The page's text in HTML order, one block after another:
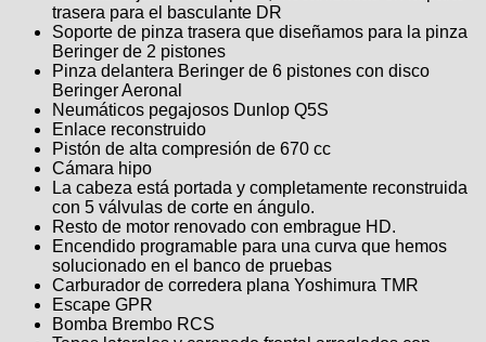
trasera para el basculante DR
Soporte de pinza trasera que diseñamos para la pinza
Beringer de 2 pistones
Pinza delantera Beringer de 6 pistones con disco
Beringer Aeronal
Neumáticos pegajosos Dunlop Q5S
Enlace reconstruido
Pistón de alta compresión de 670 cc
Cámara hipo
La cabeza está portada y completamente reconstruida
con 5 válvulas de corte en ángulo.
Resto de motor renovado con embrague HD.
Encendido programable para una curva que hemos
solucionado en el banco de pruebas
Carburador de corredera plana Yoshimura TMR
Escape GPR
Bomba Brembo RCS